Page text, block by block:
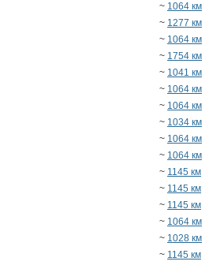
~ 1064 км
~ 1277 км
~ 1064 км
~ 1754 км
~ 1041 км
~ 1064 км
~ 1064 км
~ 1034 км
~ 1064 км
~ 1064 км
~ 1145 км
~ 1145 км
~ 1145 км
~ 1064 км
~ 1028 км
~ 1145 км